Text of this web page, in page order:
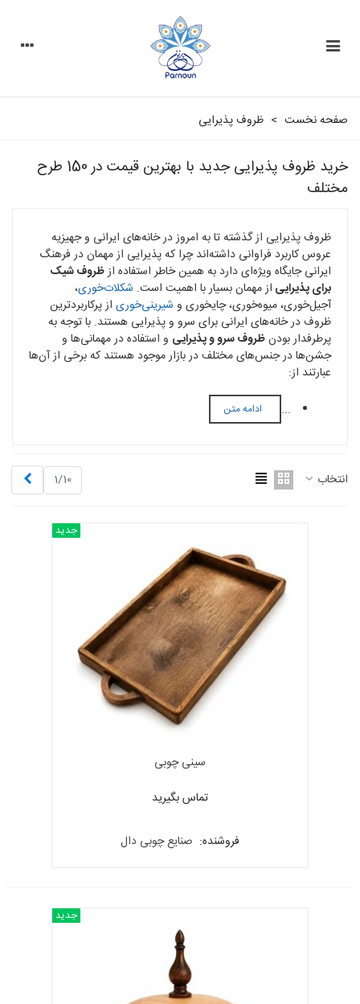
صفحه نخست > ظروف پذیرایی
خرید ظروف پذیرایی جدید با بهترین قیمت در 150 طرح
مختلف
ظروف پذیرایی از گذشته تا به امروز در خانه‌های ایرانی و جهیزیه
عروس کاربرد فراوانی داشته‌اند چرا که پذیرایی از مهمان در فرهنگ
ایرانی جایگاه ویژه‌ای دارد به همین خاطر استفاده ازظروف شیک
برای پذیرایی از مهمان بسیار با اهمیت است. شکلات‌خوری،
آجیل‌خوری، میوه‌خوری، چایخوری و شیرینی‌خوری از پرکاربردترین
ظروف در خانه‌های ایرانی برای سرو و پذیرایی هستند. با توجه به
پرطرفدار بودنظروف سرو و پذیرایی و استفاده در مهمانی‌ها و
جشن‌ها در جنس‌های مختلف در بازار موجود هستند که برخی از آن‌ها
عبارتند از:
...
ادامه متن
انتخاب 1/10
جدید
سینی چوبی
تماس بگیرید
فروشنده: صنایع چوبی دال
جدید